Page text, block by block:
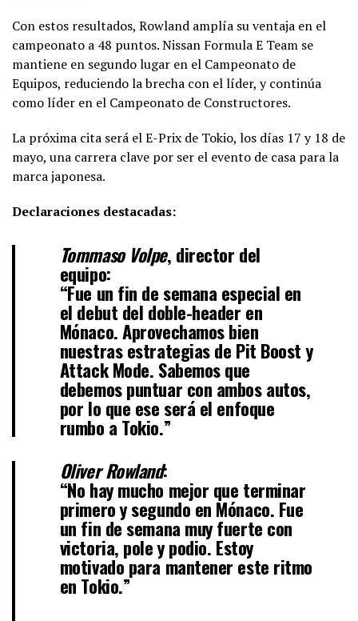
Con estos resultados, Rowland amplía su ventaja en el
campeonato a 48 puntos. Nissan Formula E Team se
mantiene en segundo lugar en el Campeonato de
Equipos, reduciendo la brecha con el líder, y continúa
como líder en el Campeonato de Constructores.
La próxima cita será el E-Prix de Tokio, los días 17 y 18 de
mayo, una carrera clave por ser el evento de casa para la
marca japonesa.
Declaraciones destacadas:
Tommaso Volpe, director del
equipo:
“Fue un fin de semana especial en
el debut del doble-header en
Mónaco. Aprovechamos bien
nuestras estrategias de Pit Boost y
Attack Mode. Sabemos que
debemos puntuar con ambos autos,
por lo que ese será el enfoque
rumbo a Tokio.”
Oliver Rowland:
“No hay mucho mejor que terminar
primero y segundo en Mónaco. Fue
un fin de semana muy fuerte con
victoria, pole y podio. Estoy
motivado para mantener este ritmo
en Tokio.”